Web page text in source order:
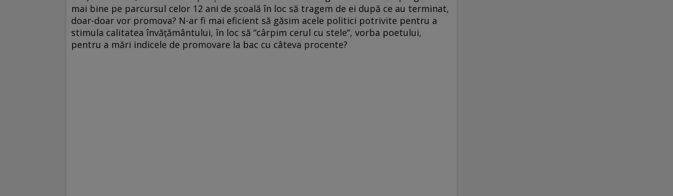
mai bine pe parcursul celor 12 ani de şcoală în loc să tragem de ei după ce au terminat,
doar-doar vor promova? N-ar fi mai eficient să găsim acele politici potrivite pentru a
stimula calitatea învăţământului, în loc să “cârpim cerul cu stele”, vorba poetului,
pentru a mări indicele de promovare la bac cu câteva procente?